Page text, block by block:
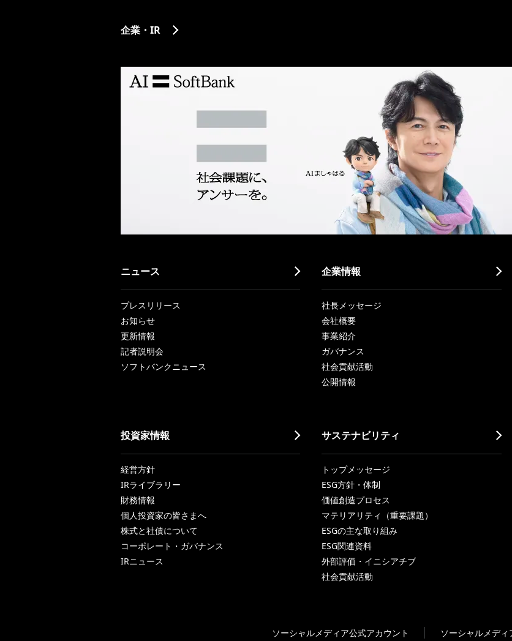
企業・IR
ニュース
プレスリリース
お知らせ
更新情報
記者説明会
ソフトバンクニュース
企業情報
社長メッセージ
会社概要
事業紹介
ガバナンス
社会貢献活動
公開情報
投資家情報
経営方針
IRライブラリー
財務情報
個人投資家の皆さまへ
株式と社債について
コーポレート・ガバナンス
IRニュース
サステナビリティ
トップメッセージ
ESG方針・体制
価値創造プロセス
マテリアリティ（重要課題）
ESGの主な取り組み
ESG関連資料
外部評価・イニシアチブ
社会貢献活動
ソーシャルメディア公式アカウント ソーシャルメディ